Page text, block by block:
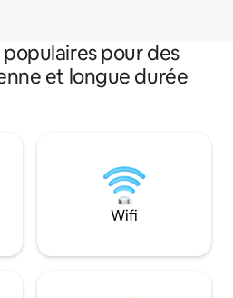
pour des
et longue durée
Wifi